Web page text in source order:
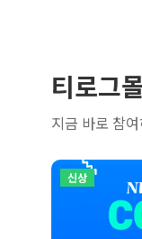
티로그
지금 바로 참
신상